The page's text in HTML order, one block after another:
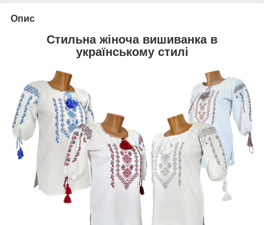
Опис
Стильна жіноча вишиванка в
українському стилі